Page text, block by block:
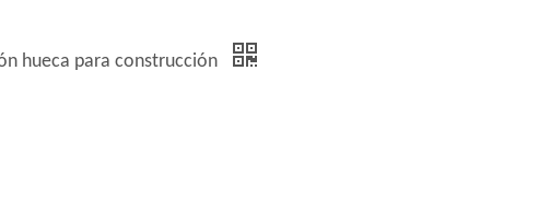
hueca para construcción